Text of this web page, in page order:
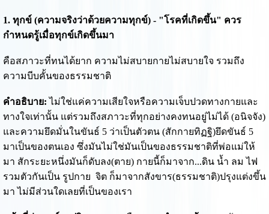
1. ทุกข์ (ความจริงว่าด้วยความทุกข์) - "โรคที่เกิดขึ้น" ควร
กำหนดรู้เมื่อทุกข์เกิดขึ้นมา
คือสภาวะที่ทนได้ยาก ความไม่สบายกายไม่สบายใจ รวมถึง
ความบีบคั้นของธรรมชาติ
คำอธิบาย: ไม่ใช่แค่ความเสียใจหรือความเจ็บปวดทางกายและ
ทางใจเท่านั้น แต่รวมถึงสภาวะที่ทุกอย่างคงทนอยู่ไม่ได้ (อนิจจัง)
และความยึดมั่นในขันธ์ 5 ว่าเป็นตัวตน (สักกายทิฏฐิ)ยึดขันธ์ 5
มาเป็นของตนเอง ซึ่งมันไม่ใช่มันเป็นของธรรมชาติที่พ่อแม่ให้
มา สักระยะหนึ่งมันก็ดับลง(ตาย) กายนี้ก็มาจาก...ดิน น้ำ ลม ไฟ
รวมตัวกันเป็น รูปกาย จิต ก็มาจากสังขาร(ธรรมชาติ)ปรุงแต่งขึ้น
มา ไม่มีส่วนใดเลยที่เป็นของเรา